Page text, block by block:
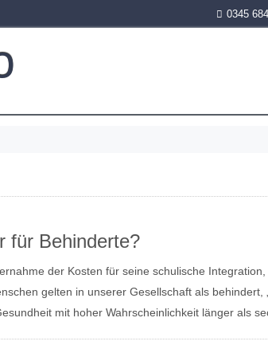
0345
für Behinderte?
der Kos­ten für sei­ne schu­li­sche
gel­ten in unse­rer Gesell­schaft als behin­dert,
mit hoher Wahr­schein­lich­keit län­ger als